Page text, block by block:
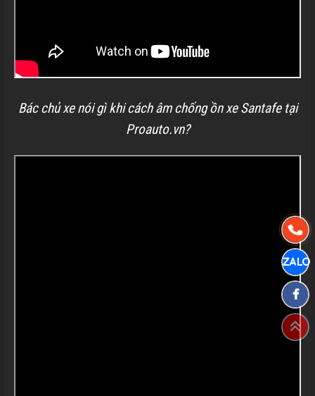
Bác chủ xe nói gì khi cách âm chống ồn xe Santafe tại
Proauto.vn?